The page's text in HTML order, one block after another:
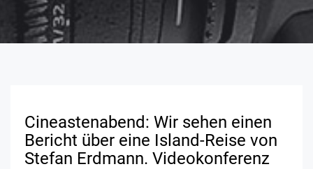
Cineastenabend: Wir sehen einen
Bericht über eine Island-Reise von
Stefan Erdmann. Videokonferenz